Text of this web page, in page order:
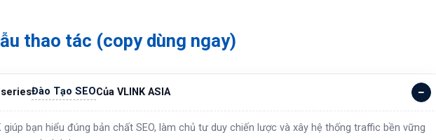
thao tác (copy dùng ngay)
Đào Tạo SEOCủa VLINK ASIA
giúp bạn hiểu đúng bản chất SEO, làm chủ tư duy chiến lược và xây hệ thống traffic bền vững